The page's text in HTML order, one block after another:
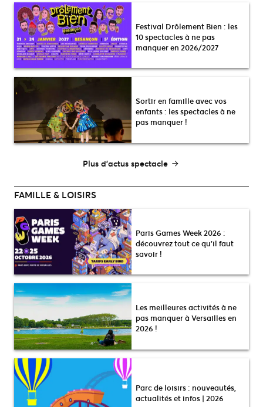
Festival Drôlement Bien : les
10 spectacles à ne pas
manquer en 2026/2027
Sortir en famille avec vos
enfants : les spectacles à ne
pas manquer !
Plus d’actus spectacle
FAMILLE & LOISIRS
Paris Games Week 2026 :
découvrez tout ce qu’il faut
savoir !
Les meilleures activités à ne
pas manquer à Versailles en
2026 !
Parc de loisirs : nouveautés,
actualités et infos | 2026